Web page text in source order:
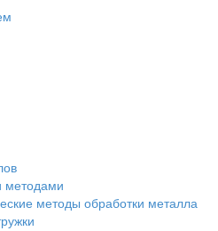
методами
методы обработки металла